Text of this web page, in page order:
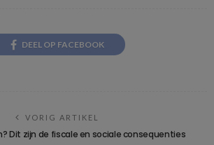
DEEL OP FACEBOOK
VORIG ARTIKEL
Dit zijn de fiscale en sociale consequenties